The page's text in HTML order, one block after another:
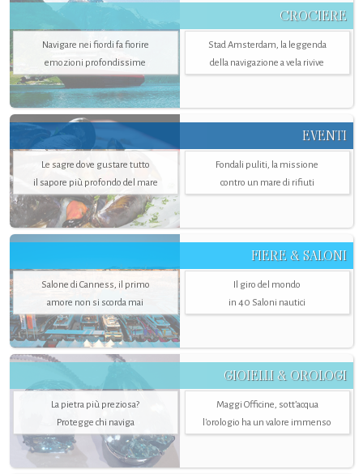
CROCIERE
Navigare nei fiordi fa fiorire
emozioni profondissime
Stad Amsterdam, la leggenda
della navigazione a vela rivive
EVENTI
Le sagre dove gustare tutto
il sapore più profondo del mare
Fondali puliti, la missione
contro un mare di rifiuti
FIERE & SALONI
Salone di Canness, il primo
amore non si scorda mai
Il giro del mondo
in 40 Saloni nautici
GIOIELLI & OROLOGI
La pietra più preziosa?
Protegge chi naviga
Maggi Officine, sott’acqua
l'orologio ha un valore immenso